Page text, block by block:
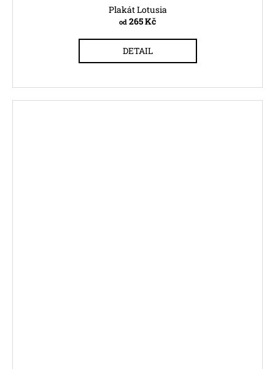
Plakát Lotusia
od 265 Kč
DETAIL